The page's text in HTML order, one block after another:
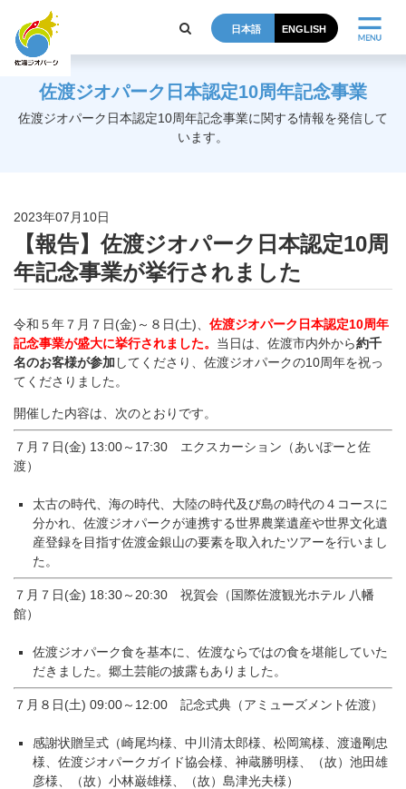
日本語 ENGLISH
佐渡ジオパーク日本認定10周年記念事業
佐渡ジオパーク日本認定10周年記念事業に関する情報を発信して
います。
2023年07月10日
【報告】佐渡ジオパーク日本認定10周
年記念事業が挙行されました
令和５年７月７日(金)～８日(土)、 佐渡ジオパーク日本認定10周年
記念事業が盛大に挙行されました。 当日は、 佐渡市内外から約千
名のお客様が参加 してくださり、佐渡ジオパークの10周年を祝っ
てくださりました。
開催した内容は、次のとおりです。
７月７日(金) 13:00～17:30 エクスカーション（あいぽーと佐
渡）
太古の時代、海の時代、大陸の時代及び島の時代の４コースに
分かれ、佐渡ジオパークが連携する世界農業遺産や世界文化遺
産登録を目指す佐渡金銀山の要素を取入れたツアーを行いまし
た。
７月７日(金) 18:30～20:30 祝賀会（国際佐渡観光ホテル 八幡
館）
佐渡ジオパーク食を基本に、佐渡ならではの食を堪能していた
だきました。郷土芸能の披露もありました。
７月８日(土) 09:00～12:00 記念式典（アミューズメント佐渡）
感謝状贈呈式（崎尾均様、中川清太郎様、松岡篤様、 渡邉剛忠
様、佐渡ジオパークガイド協会様、神蔵勝明様、（故） 池田雄
彦様、（故）小林巌雄様、（故）島津光夫様）